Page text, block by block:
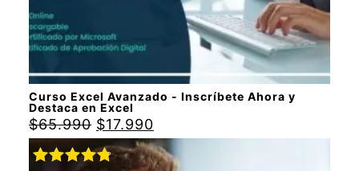
Curso Excel Avanzado - Inscríbete Ahora y
Destaca en Excel
$65.990 $17.990